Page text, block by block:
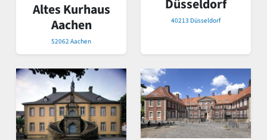
Altes Kurhaus
Aachen
52062 Aachen
Düsseldorf
40213 Düsseldorf